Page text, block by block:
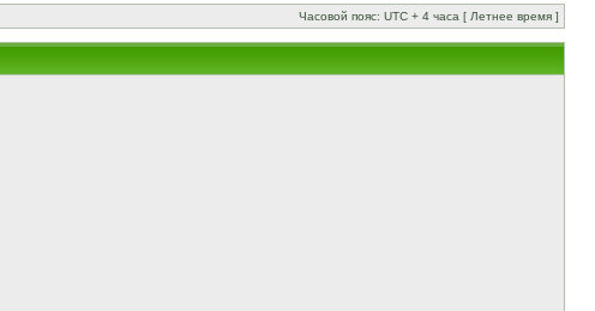
Часовой пояс: UTC + 4 часа [ Летнее время ]